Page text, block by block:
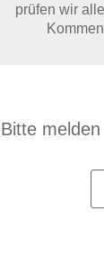
prüfen wir
Bitte